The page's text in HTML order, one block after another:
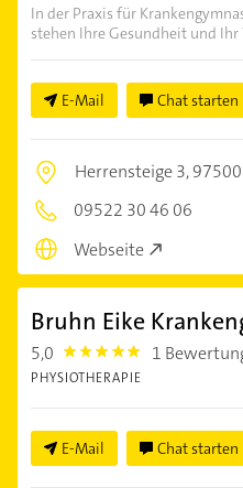
In der Praxis für
stehen Ihre Gesundheit und Ihr
E-Mail Chat starten
Herrensteige 3,
09522 30 46 06
Webseite
Bruhn Eike
5,0 5.0 1
PHYSIOTHERAPIE
E-Mail Chat starten